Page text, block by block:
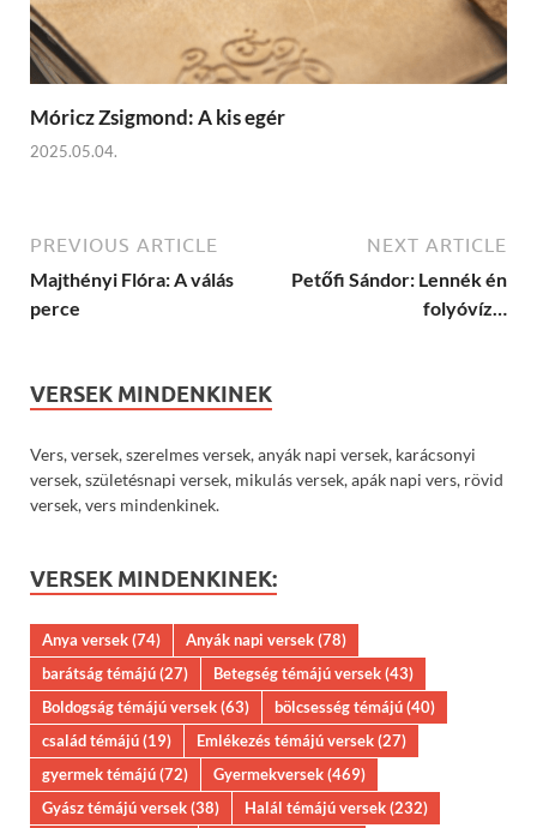
Móricz Zsigmond: A kis egér
2025.05.04.
PREVIOUS ARTICLE
Majthényi Flóra: A válás
perce
NEXT ARTICLE
Petőfi Sándor: Lennék én
folyóvíz…
VERSEK MINDENKINEK
Vers, versek, szerelmes versek, anyák napi versek, karácsonyi
versek, születésnapi versek, mikulás versek, apák napi vers, rövid
versek, vers mindenkinek.
VERSEK MINDENKINEK:
Anya versek(74) Anyák napi versek(78)
barátság témájú(27) Betegség témájú versek(43)
Boldogság témájú versek(63) bölcsesség témájú(40)
család témájú(19) Emlékezés témájú versek(27)
gyermek témájú(72) Gyermekversek(469)
Gyász témájú versek(38) Halál témájú versek(232)